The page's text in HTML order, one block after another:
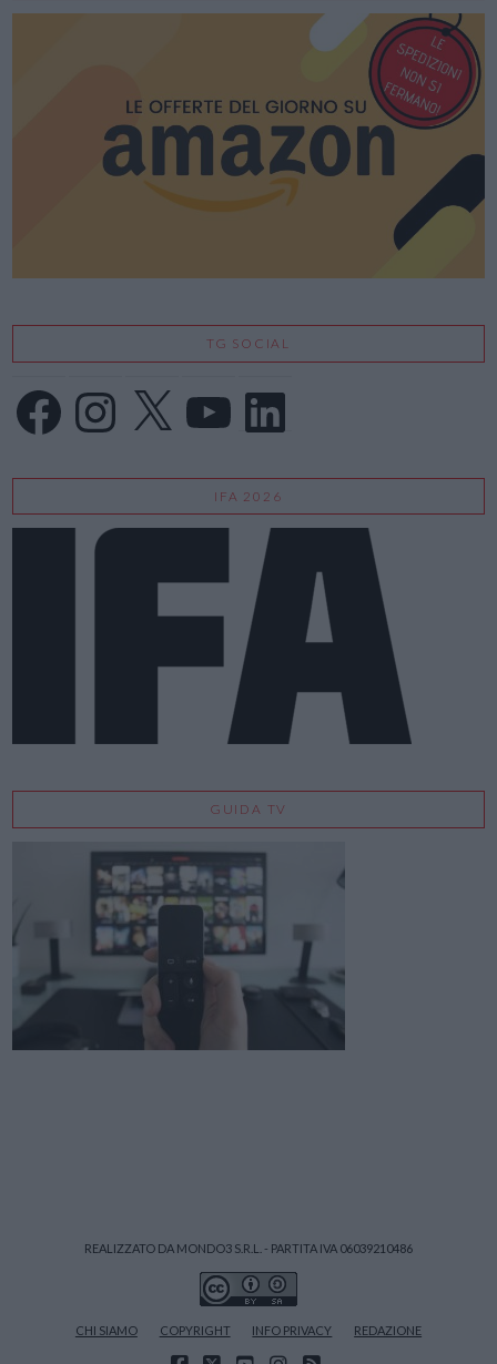
TG SOCIAL
FacebookInstagram
X LinkedIn
IFA 2026
GUIDA TV
REALIZZATO DA MONDO3 S.R.L. - PARTITA IVA 06039210486
CHI SIAMO COPYRIGHT INFO PRIVACY REDAZIONE